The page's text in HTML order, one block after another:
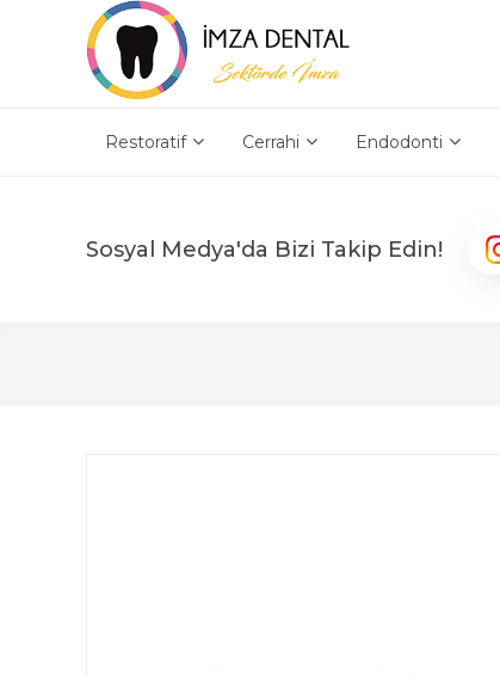
Restoratif Cerrahi Endodonti
Sosyal Medya'da Bizi Takip Edin!